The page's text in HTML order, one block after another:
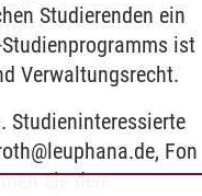
Studierenden ein
ist
Verwaltungsrecht.
Studieninteressierte
Fon
sie den